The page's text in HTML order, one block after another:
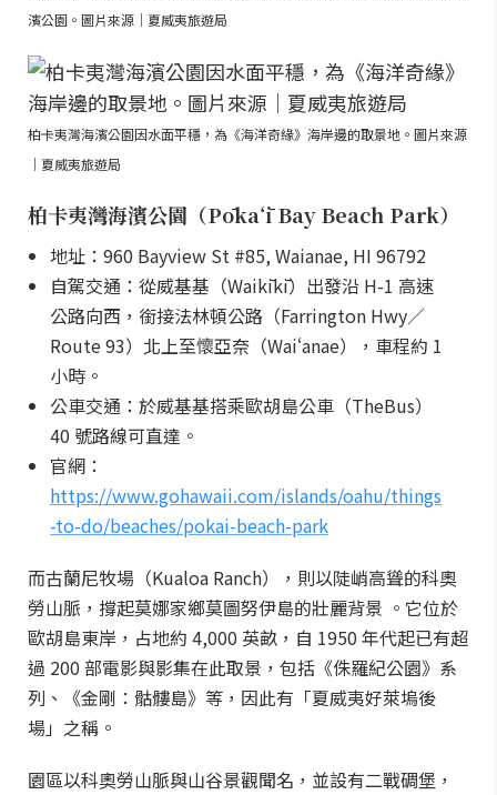
濱公園。圖片來源｜夏威夷旅遊局
柏卡夷灣海濱公園因水面平穩，為《海洋奇緣》海岸邊的取景地。圖片來源
｜夏威夷旅遊局
柏卡夷灣海濱公園（Pōkaʻī Bay Beach Park）
地址：960 Bayview St #85, Waianae, HI 96792
自駕交通：從威基基（Waikīkī）出發沿 H-1 高速
公路向西，銜接法林頓公路（Farrington Hwy／
Route 93）北上至懷亞奈（Waiʻanae），車程約 1
小時。
公車交通：於威基基搭乘歐胡島公車（TheBus）
40 號路線可直達。
官網：
https://www.gohawaii.com/islands/oahu/things
-to-do/beaches/pokai-beach-park
而古蘭尼牧場（Kualoa Ranch），則以陡峭高聳的科奧
勞山脈，撐起莫娜家鄉莫圖努伊島的壯麗背景 。它位於
歐胡島東岸，占地約 4,000 英畝，自 1950 年代起已有超
過 200 部電影與影集在此取景，包括《侏羅紀公園》系
列、《金剛：骷髏島》等，因此有「夏威夷好萊塢後
場」之稱。
園區以科奧勞山脈與山谷景觀聞名，並設有二戰碉堡，